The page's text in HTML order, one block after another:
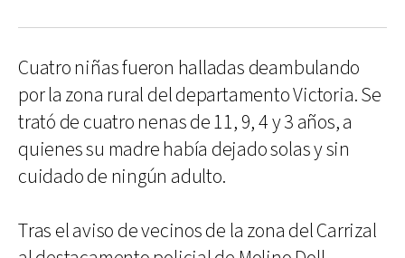
Cuatro niñas fueron halladas deambulando
por la zona rural del departamento Victoria. Se
trató de cuatro nenas de 11, 9, 4 y 3 años, a
quienes su madre había dejado solas y sin
cuidado de ningún adulto.
Tras el aviso de vecinos de la zona del Carrizal